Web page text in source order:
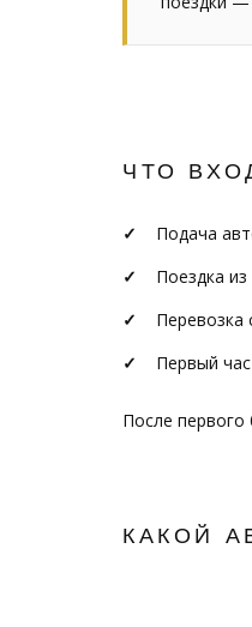
ЧТО
Подача
Поездка
Перевозка
Первый
После первого
КАКОЙ